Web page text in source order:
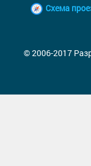
Схема
© 2006-2017